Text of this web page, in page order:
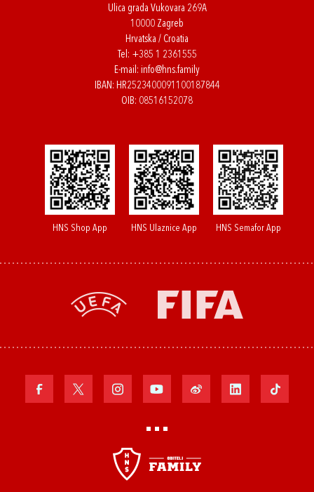
Ulica grada Vukovara 269A
10000 Zagreb
Hrvatska / Croatia
Tel: +385 1 2361555
E-mail: info@hns.family
IBAN: HR2523400091100187844
OIB: 08516152078
HNS Shop App HNS Ulaznice App HNS Semafor App